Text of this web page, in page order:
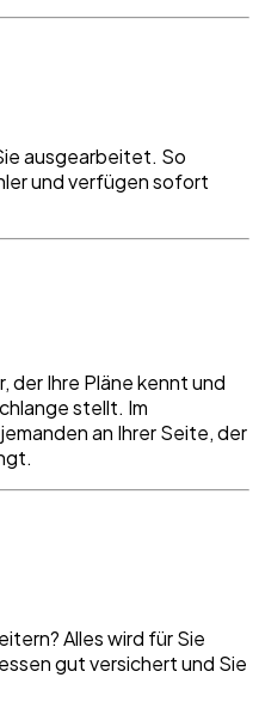
ausgearbeitet. So
und verfügen sofort
der Ihre Pläne kennt und
stellt. Im
an Ihrer Seite, der
Alles wird für Sie
gut versichert und Sie